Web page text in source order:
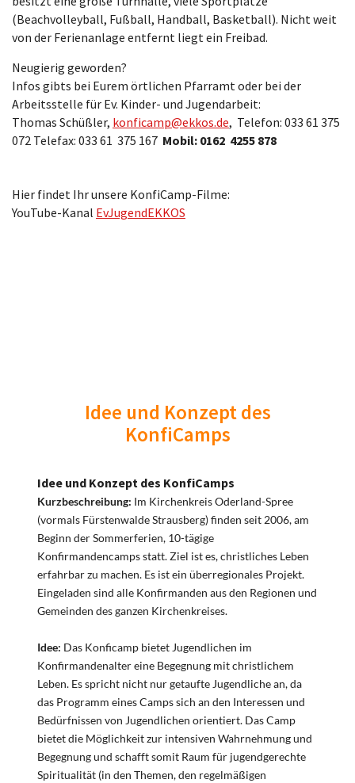
(Beachvolleyball, Fußball, Handball, Basketball). Nicht weit
von der Ferienanlage entfernt liegt ein Freibad.
Neugierig geworden?
Infos gibts bei Eurem örtlichen Pfarramt oder bei der
Arbeitsstelle für Ev. Kinder- und Jugendarbeit:
Thomas Schüßler, konficamp@ekkos.de, Telefon: 033 61 375
072 Telefax: 033 61 375 167 Mobil: 0162 4255 878
Hier findet Ihr unsere KonfiCamp-Filme:
YouTube-Kanal EvJugendEKKOS
Idee und Konzept des
KonfiCamps
Idee und Konzept des KonfiCamps
Kurzbeschreibung: Im Kirchenkreis Oderland-Spree
(vormals Fürstenwalde Strausberg) finden seit 2006, am
Beginn der Sommerferien, 10-tägige
Konfirmandencamps statt. Ziel ist es, christliches Leben
erfahrbar zu machen. Es ist ein überregionales Projekt.
Eingeladen sind alle Konfirmanden aus den Regionen und
Gemeinden des ganzen Kirchenkreises.
Idee: Das Konficamp bietet Jugendlichen im
Konfirmandenalter eine Begegnung mit christlichem
Leben. Es spricht nicht nur getaufte Jugendliche an, da
das Programm eines Camps sich an den Interessen und
Bedürfnissen von Jugendlichen orientiert. Das Camp
bietet die Möglichkeit zur intensiven Wahrnehmung und
Begegnung und schafft somit Raum für jugendgerechte
Spiritualität (in den Themen, den regelmäßigen